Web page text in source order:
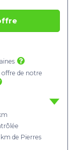
de notre
de Pierres